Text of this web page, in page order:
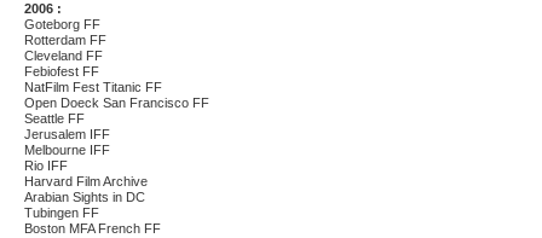
2006 :
Goteborg FF
Rotterdam FF
Cleveland FF
Febiofest FF
NatFilm Fest Titanic FF
Open Doeck San Francisco FF
Seattle FF
Jerusalem IFF
Melbourne IFF
Rio IFF
Harvard Film Archive
Arabian Sights in DC
Tubingen FF
Boston MFA French FF